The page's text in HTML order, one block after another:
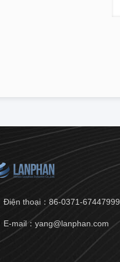
Điện thoại：86-0371-67447999
E-mail：yang@lanphan.com